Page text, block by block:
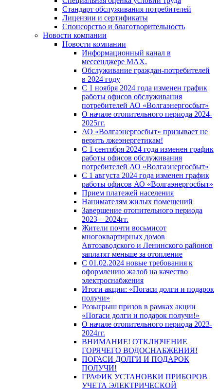
Стандарт обслуживания потребителей
Лицензии и сертификаты
Спонсорство и благотворительность
Новости компании
Новости компании
Информационный канал в
мессенджере MAX.
Обслуживание граждан-потребителей
в 2024 году
С 1 ноября 2024 года изменен график
работы офисов обслуживания
потребителей АО «Волгаэнергосбыт»
О начале отопительного периода 2024-
2025гг.
АО «Волгаэнергосбыт» призывает не
верить лжеэнергетикам!
С 1 сентября 2024 года изменен график
работы офисов обслуживания
потребителей АО «Волгаэнергосбыт»
С 1 августа 2024 года изменен график
работы офисов АО «Волгаэнергосбыт»
Прием платежей населения
Нанимателям жилых помещений
Завершение отопительного периода
2023 – 2024гг.
Жители почти восьмисот
многоквартирных домов
Автозаводского и Ленинского районов
заплатят меньше за отопление
С 01.02.2024 новые требования к
оформлению жалоб на качество
электроснабжения
Итоги акции: «Погаси долги и подарок
получи»
Розыгрыш призов в рамках акции
«Погаси долги и подарок получи!»
О начале отопительного периода 2023-
2024гг.
ВНИМАНИЕ! ОТКЛЮЧЕНИЕ
ГОРЯЧЕГО ВОДОСНАБЖЕНИЯ!
ПОГАСИ ДОЛГИ И ПОДАРОК
ПОЛУЧИ!
ГРАФИК УСТАНОВКИ ПРИБОРОВ
УЧЕТА ЭЛЕКТРИЧЕСКОЙ